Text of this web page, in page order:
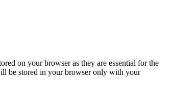
on your browser as they are essential for the
be stored in your browser only with your